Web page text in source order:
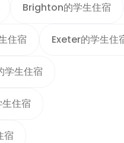
Brighton的学生住宿
住宿 Exeter的学生住
生住宿
住宿
宿